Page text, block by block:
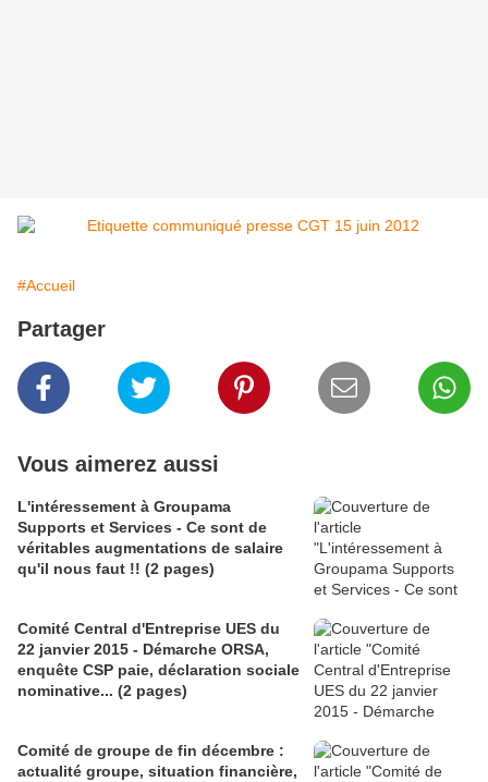
#Accueil
Partager
Vous aimerez aussi
L'intéressement à Groupama
Supports et Services - Ce sont de
véritables augmentations de salaire
qu'il nous faut !! (2 pages)
Comité Central d'Entreprise UES du
22 janvier 2015 - Démarche ORSA,
enquête CSP paie, déclaration sociale
nominative... (2 pages)
Comité de groupe de fin décembre :
actualité groupe, situation financière,